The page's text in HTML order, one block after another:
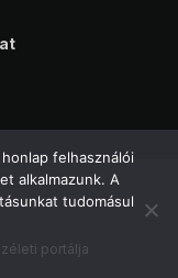
portálja
felhasználói
alkalmazunk. A
tudomásul